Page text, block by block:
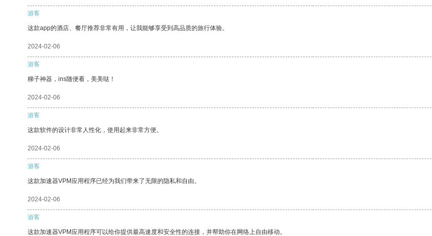
游客
这款app的酒店、餐厅推荐非常有用，让我能够享受到高品质的旅行体验。
2024-02-06
游客
梯子神器，ins随便看，美美哒！
2024-02-06
游客
这款软件的设计非常人性化，使用起来非常方便。
2024-02-06
游客
这款加速器VPM应用程序已经为我们带来了无限的隐私和自由。
2024-02-06
游客
这款加速器VPM应用程序可以给你提供最高速度和安全性的连接，并帮助你在网络上自由移动。